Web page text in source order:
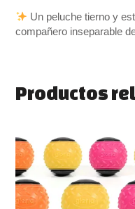
Un peluche tierno y
compañero inseparable
Productos